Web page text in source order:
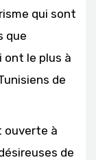
qui sont
que
ont le plus à
de
ouverte à
de